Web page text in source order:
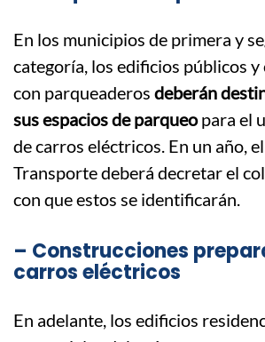
En los municipios de primera y
categoría, los edificios públicos y
con parqueaderos deberán
sus espacios de parqueopara el
de carros eléctricos. En un año,
Transporte deberá decretar el
con que estos se identificarán.
– Construcciones
carros eléctricos
En adelante, los edificios